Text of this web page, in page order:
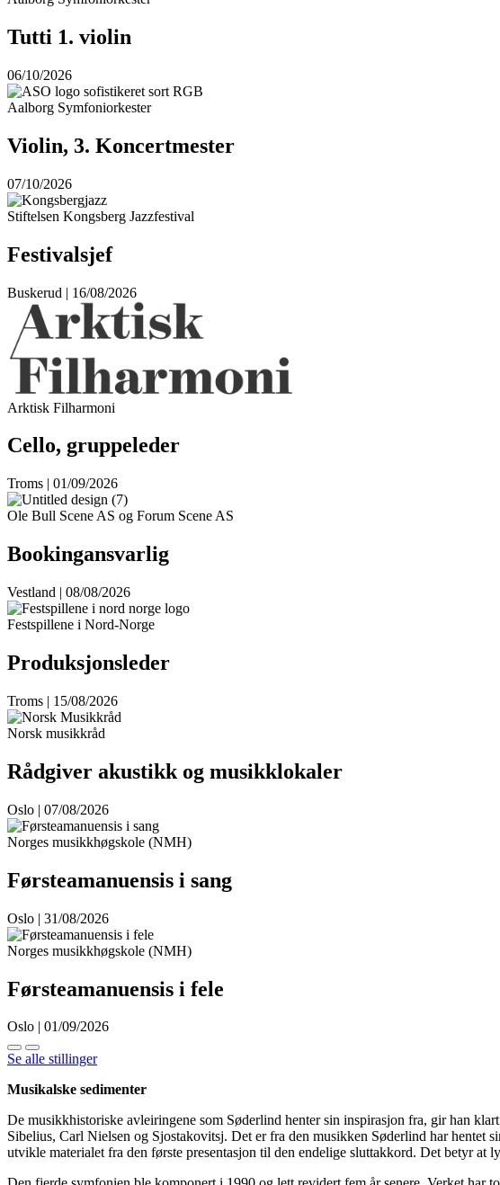
Tutti 1. violin
06/10/2026
Aalborg Symfoniorkester
Violin, 3. Koncertmester
07/10/2026
Stiftelsen Kongsberg Jazzfestival
Festivalsjef
Buskerud | 16/08/2026
Arktisk Filharmoni
Cello, gruppeleder
Troms | 01/09/2026
Ole Bull Scene AS og Forum Scene AS
Bookingansvarlig
Vestland | 08/08/2026
Festspillene i Nord-Norge
Produksjonsleder
Troms | 15/08/2026
Norsk musikkråd
Rådgiver akustikk og musikklokaler
Oslo | 07/08/2026
Norges musikkhøgskole (NMH)
Førsteamanuensis i sang
Oslo | 31/08/2026
Norges musikkhøgskole (NMH)
Førsteamanuensis i fele
Oslo | 01/09/2026
Se alle stillinger
Musikalske sedimenter
De musikkhistoriske avleiringene som Søderlind henter sin inspirasjon fra, gir han
Sibelius, Carl Nielsen og Sjostakovitsj. Det er fra den musikken Søderlind har hentet
utvikle materialet fra den første presentasjon til den endelige sluttakkord. Det betyr at